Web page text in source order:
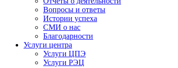
Вопросы и ответы
Истории успеха
СМИ о нас
Благодарности
Услуги центра
Услуги ЦПЭ
Услуги РЭЦ